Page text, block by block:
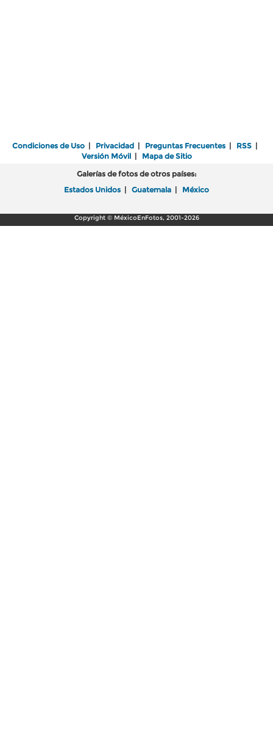
Condiciones de Uso | Privacidad | Preguntas Frecuentes | RSS |
Versión Móvil| Mapa de Sitio
Galerías de fotos de otros países:
Estados Unidos | Guatemala | México
Copyright © MéxicoEnFotos, 2001-2026